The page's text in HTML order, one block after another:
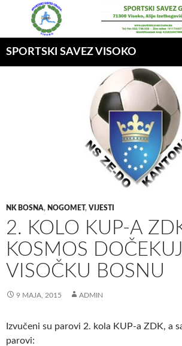
SPORTSKI SAVEZ VISOKO
NK BOSNA, NOGOMET, VIJESTI
2. KOLO KUP-A
KOSMOS
VISOČKU BOSNU
9 MAJA, 2015 ADMIN
Izvučeni su parovi 2. kola KUP-a ZDK, a
parovi: